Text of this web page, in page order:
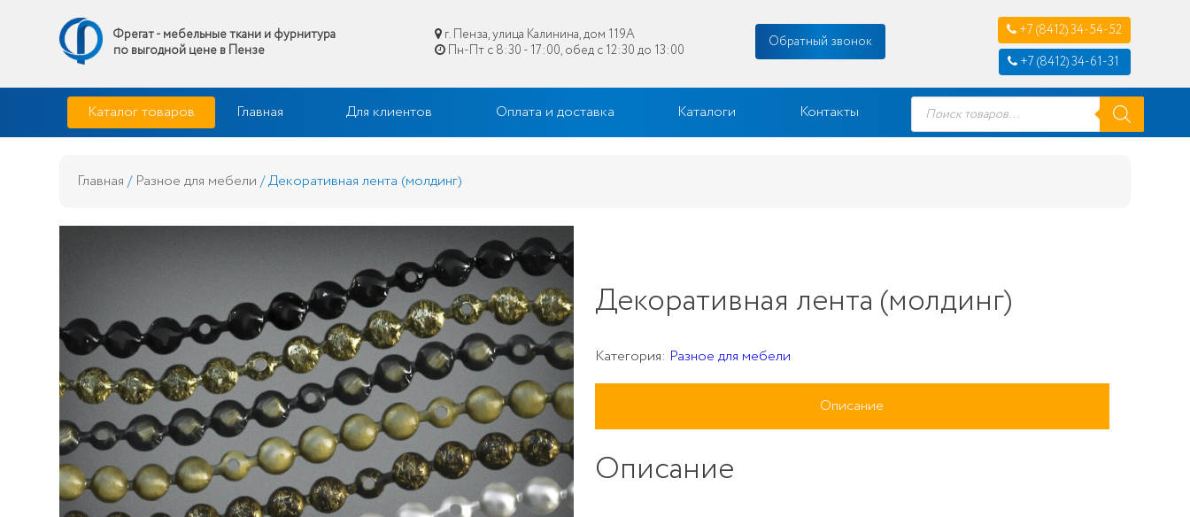
Фрегат - мебельные ткани и фурнитура
по выгодной цене в Пензе
г. Пенза, улица Калинина, дом 119А
Пн-Пт с 8:30 - 17:00, обед с 12:30 до 13:00
Обратный звонок
+7 (8412) 34-54-52
+7 (8412) 34-61-31
Фрегат — мебельные ткани и фурнитура купить по выгодной цене в Пензе
Каталог товаров Главная Для клиентов Оплата и доставка Каталоги Контакты Поиск
товаров
Главная / Разное для мебели / Декоративная лента (молдинг)
Декоративная лента (молдинг)
Категория: Разное для мебели
Описание
Описание